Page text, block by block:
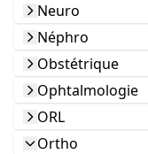
Neuro
Néphro
Obstétrique
Ophtalmologie
ORL
Ortho